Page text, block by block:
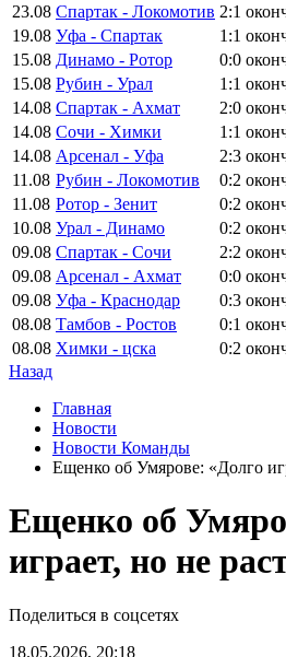
23.08 Спартак - Локомотив 2:1
19.08 Уфа - Спартак 1:1
15.08 Динамо - Ротор 0:0
15.08 Рубин - Урал 1:1
14.08 Спартак - Ахмат 2:0
14.08 Сочи - Химки 1:1
14.08 Арсенал - Уфа 2:3
11.08 Рубин - Локомотив 0:2
11.08 Ротор - Зенит 0:2
10.08 Урал - Динамо 0:2
09.08 Спартак - Сочи 2:2
09.08 Арсенал - Ахмат 0:0
09.08 Уфа - Краснодар 0:3
08.08 Тамбов - Ростов 0:1
08.08 Химки - цска 0:2
Назад
Главная
Новости
Новости Команды
Ещенко об Умярове: «Долго
Ещенко об
играет, но не
Поделиться в соцсетях
18.05.2026, 20:18